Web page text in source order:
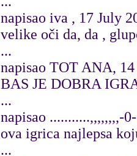
napisao iva , 17 July
velike oči da, da ,
...
napisao TOT ANA,
BAS JE DOBRA
...
napisao ...........,,,,,,,,-
ova igrica najlepsa
...